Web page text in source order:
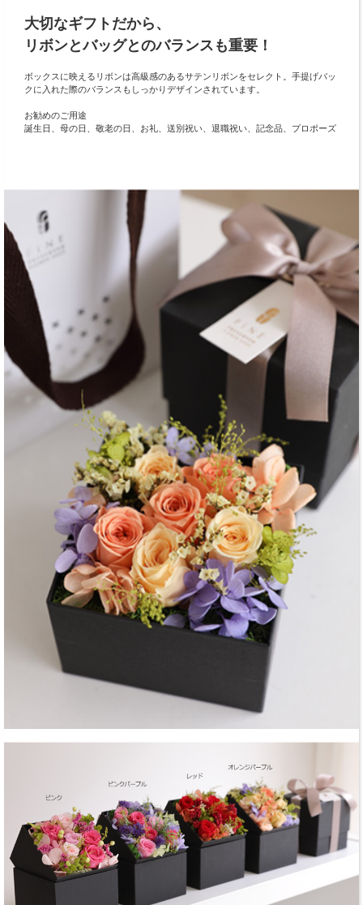
大切なギフトだから、
リボンとバッグとのバランスも重要！
ボックスに映えるリボンは高級感のあるサテンリボンをセレクト。手提げバッ
クに入れた際のバランスもしっかりデザインされています。
お勧めのご用途
誕生日、母の日、敬老の日、お礼、送別祝い、退職祝い、記念品、プロポーズ